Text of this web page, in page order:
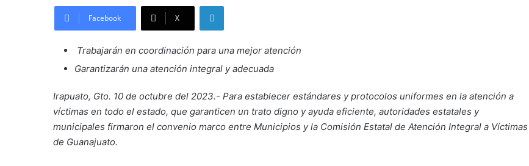
Facebook X
LinkedIn
Trabajarán en coordinación para una mejor atención
Garantizarán una atención integral y adecuada
Irapuato, Gto. 10 de octubre del 2023.- Para establecer estándares y protocolos uniformes en la atención a
víctimas en todo el estado, que garanticen un trato digno y ayuda eficiente, autoridades estatales y
municipales firmaron el convenio marco entre Municipios y la Comisión Estatal de Atención Integral a Víctimas
de Guanajuato.